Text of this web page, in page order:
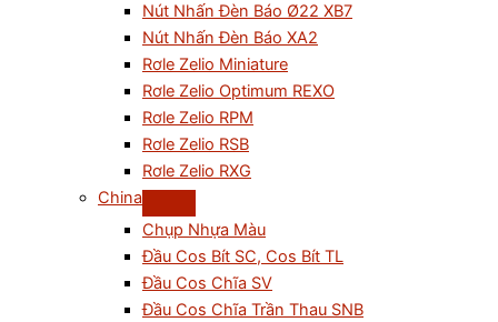
Nút Nhấn Đèn Báo Ø22 XB7
Nút Nhấn Đèn Báo XA2
Rơle Zelio Miniature
Rơle Zelio Optimum REXO
Rơle Zelio RPM
Rơle Zelio RSB
Rơle Zelio RXG
China
Chụp Nhựa Màu
Đầu Cos Bít SC, Cos Bít TL
Đầu Cos Chĩa SV
Đầu Cos Chĩa Trần Thau SNB